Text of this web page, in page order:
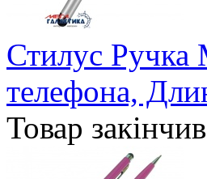
Стилус Ручка
телефона,
Товар